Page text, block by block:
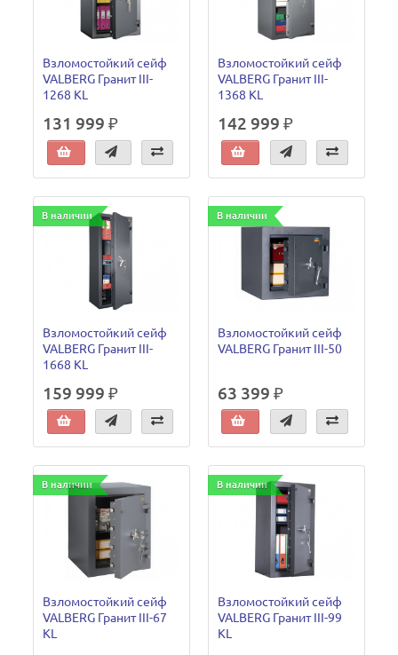
Взломостойкий сейф
VALBERG Гранит III-
1268 KL
131 999 ₽
Взломостойкий сейф
VALBERG Гранит III-
1368 KL
142 999 ₽
В наличии
Взломостойкий сейф
VALBERG Гранит III-
1668 KL
159 999 ₽
В наличии
Взломостойкий сейф
VALBERG Гранит III-50
63 399 ₽
В наличии
Взломостойкий сейф
VALBERG Гранит III-67
KL
В наличии
Взломостойкий сейф
VALBERG Гранит III-99
KL